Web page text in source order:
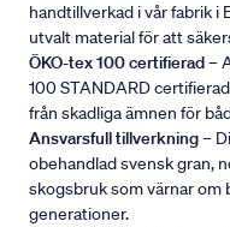
handtillverkad i vår fabrik
utvalt material för att
ÖKO-tex 100 certifierad–
100 STANDARD
från skadliga ämnen för
Ansvarsfull tillverkning–
obehandlad svensk gran,
skogsbruk som värnar om
generationer.